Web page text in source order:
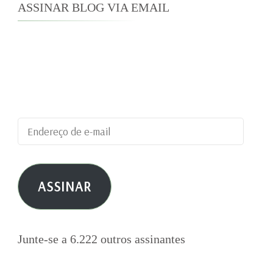
ASSINAR BLOG VIA EMAIL
Endereço
de
e-
mail ASSINAR
Junte-se a 6.222 outros assinantes